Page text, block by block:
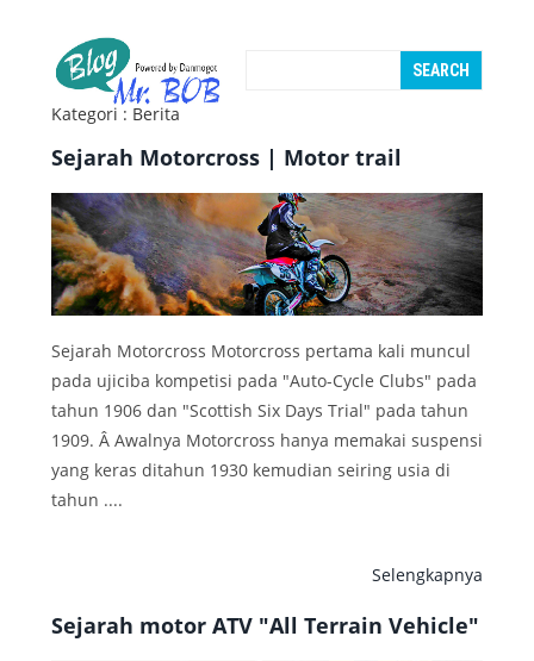
Kategori : Berita
Sejarah Motorcross | Motor trail
Sejarah Motorcross Motorcross pertama kali muncul
pada ujiciba kompetisi pada "Auto-Cycle Clubs" pada
tahun 1906 dan "Scottish Six Days Trial" pada tahun
1909. Â Awalnya Motorcross hanya memakai suspensi
yang keras ditahun 1930 kemudian seiring usia di
tahun ....
Selengkapnya
Sejarah motor ATV "All Terrain Vehicle"